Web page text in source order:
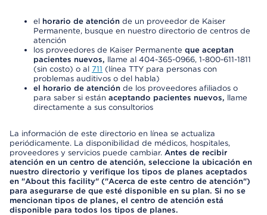
el horario de atención de un proveedor de Kaiser
Permanente, busque en nuestro directorio de centros de
atención
los proveedores de Kaiser Permanente que aceptan
pacientes nuevos, llame al 404-365-0966, 1-800-611-1811
(sin costo) o al 711 (línea TTY para personas con
problemas auditivos o del habla)
el horario de atención de los proveedores afiliados o
para saber si están aceptando pacientes nuevos, llame
directamente a sus consultorios
La información de este directorio en línea se actualiza
periódicamente. La disponibilidad de médicos, hospitales,
proveedores y servicios puede cambiar. Antes de recibir
atención en un centro de atención, seleccione la ubicación en
nuestro directorio y verifique los tipos de planes aceptados
en "About this facility" ("Acerca de este centro de atención")
para asegurarse de que esté disponible en su plan. Si no se
mencionan tipos de planes, el centro de atención está
disponible para todos los tipos de planes.